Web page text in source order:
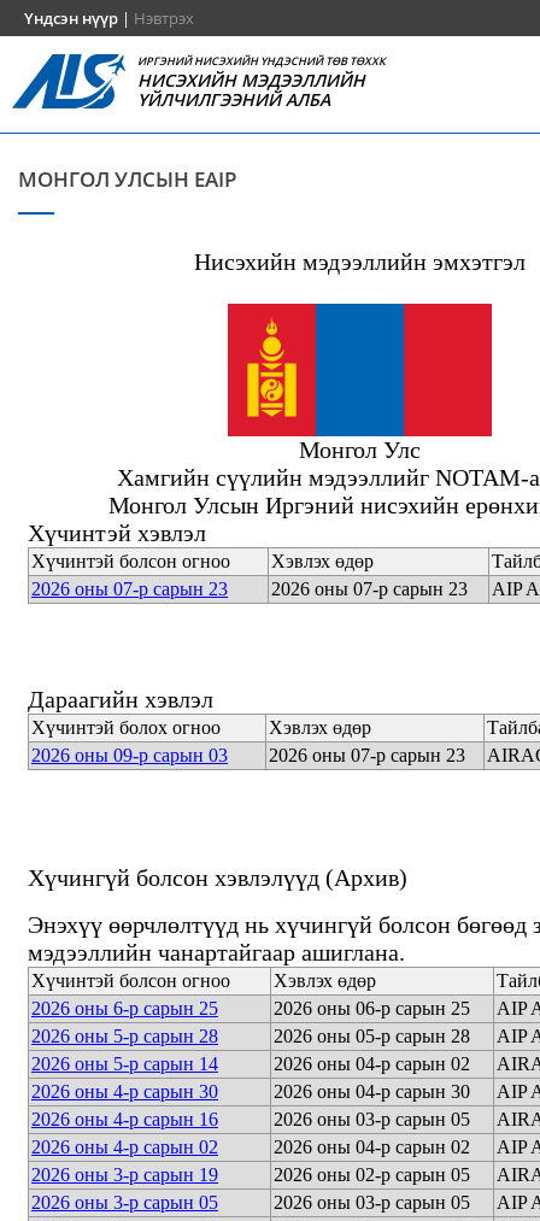
Үндсэн нүүр | Нэвтрэх
ИРГЭНИЙ НИСЭХИЙН ҮНДЭСНИЙ ТӨВ ТӨХХК
НИСЭХИЙН МЭДЭЭЛЛИЙН
ҮЙЛЧИЛГЭЭНИЙ АЛБА
МОНГОЛ УЛСЫН EAIP